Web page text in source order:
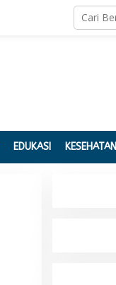
EDUKASI KESEHATAN